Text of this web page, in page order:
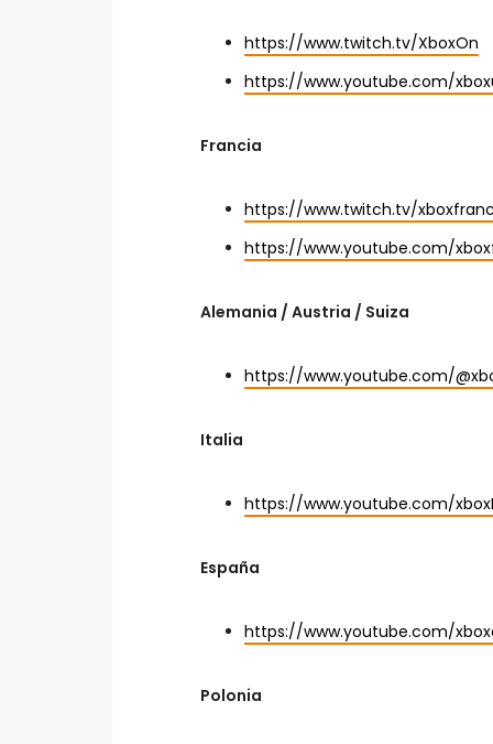
https://www.twitch.tv/XboxOn
https://www.youtube.com/
Francia
https://www.twitch.tv/
https://www.youtube.com/
Alemania / Austria / Suiza
https://www.youtube.com/
Italia
https://www.youtube.com/
España
https://www.youtube.com/
Polonia